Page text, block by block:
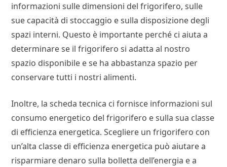
informazioni sulle dimensioni del frigorifero, sulle
sue capacità di stoccaggio e sulla disposizione degli
spazi interni. Questo è importante perché ci aiuta a
determinare se il frigorifero si adatta al nostro
spazio disponibile e se ha abbastanza spazio per
conservare tutti i nostri alimenti.
Inoltre, la scheda tecnica ci fornisce informazioni sul
consumo energetico del frigorifero e sulla sua classe
di efficienza energetica. Scegliere un frigorifero con
un’alta classe di efficienza energetica può aiutare a
risparmiare denaro sulla bolletta dell’energia e a